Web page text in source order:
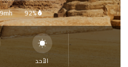
92%
9mh
الأحد